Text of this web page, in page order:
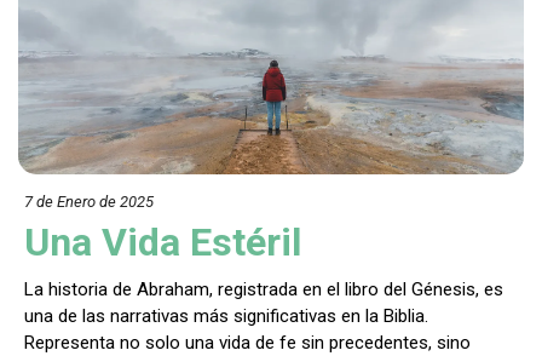
7 de Enero de 2025
Una Vida Estéril
La historia de Abraham, registrada en el libro del Génesis, es
una de las narrativas más significativas en la Biblia.
Representa no solo una vida de fe sin precedentes, sino